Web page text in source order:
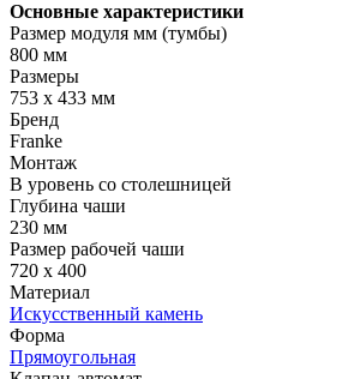
Основные характеристики
Размер модуля мм (тумбы)
800 мм
Размеры
753 х 433 мм
Бренд
Franke
Монтаж
В уровень со столешницей
Глубина чаши
230 мм
Размер рабочей чаши
720 х 400
Материал
Искусственный камень
Форма
Прямоугольная